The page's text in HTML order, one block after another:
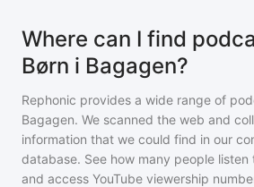
Where can I find
Børn i Bagagen?
Rephonic provides a wide range of
Bagagen. We scanned the web and
information that we could find in our
database. See how many people listen
and access YouTube viewership